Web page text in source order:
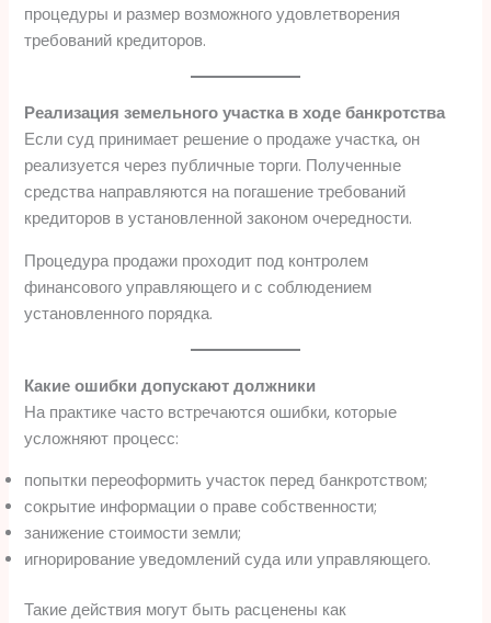
процедуры и размер возможного удовлетворения
требований кредиторов.
Реализация земельного участка в ходе банкротства
Если суд принимает решение о продаже участка, он
реализуется через публичные торги. Полученные
средства направляются на погашение требований
кредиторов в установленной законом очередности.
Процедура продажи проходит под контролем
финансового управляющего и с соблюдением
установленного порядка.
Какие ошибки допускают должники
На практике часто встречаются ошибки, которые
усложняют процесс:
попытки переоформить участок перед банкротством;
сокрытие информации о праве собственности;
занижение стоимости земли;
игнорирование уведомлений суда или управляющего.
Такие действия могут быть расценены как